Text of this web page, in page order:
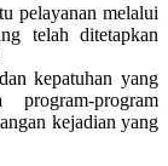
pelayanan melalui
telah ditetapkan
kepatuhan yang
program
kejadian yang